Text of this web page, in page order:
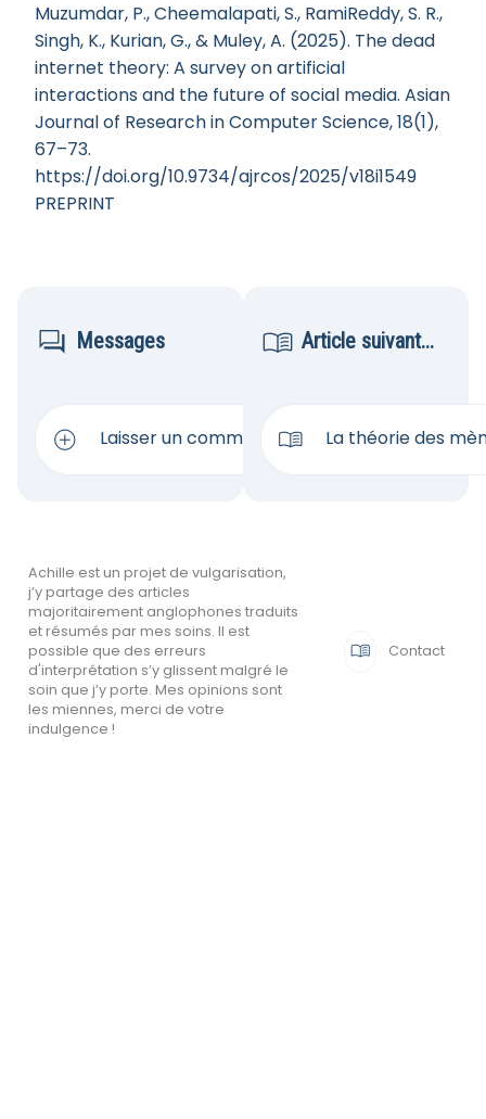
Muzumdar, P., Cheemalapati, S., RamiReddy, S. R.,
Singh, K., Kurian, G., & Muley, A. (2025). The dead
internet theory: A survey on artificial
interactions and the future of social media. Asian
Journal of Research in Computer Science, 18(1),
67–73.
https://doi.org/10.9734/ajrcos/2025/v18i1549
PREPRINT
 Messages
 Laisser un commentaire
 Article suivant...
 La théorie des
Achille est un projet de vulgarisation,
j’y partage des articles
majoritairement anglophones traduits
et résumés par mes soins. Il est
possible que des erreurs
d'interprétation s’y glissent malgré le
soin que j’y porte. Mes opinions sont
les miennes, merci de votre
indulgence !
 Contact